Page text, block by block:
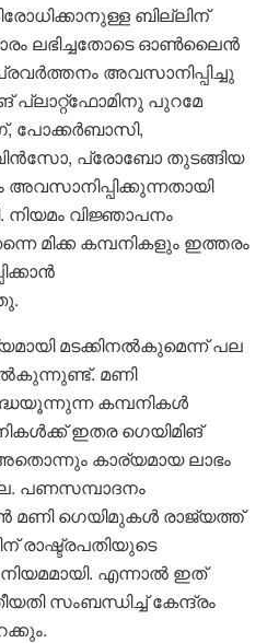
ബില്ലിന്
ലഭിച്ചതോടെ ഓൺലൈൻ
അവസാനിപ്പിച്ചു
പ്ലാറ്റ്ഫോമിനു പുറമേ
പോക്കർബാസി,
പ്രോബോ തുടങ്ങിയ
നിയമം വിജ്ഞാപനം
മിക്ക കമ്പനികളും ഇത്തരം
മടക്കിനൽകുമെന്ന് പല
മണി
കമ്പനികൾ
ഇതര ഗെയിമിങ്
കാര്യമായ ലാഭം
പണസമ്പാദനം
മണി ഗെയിമുകൾ രാജ്യത്ത്
രാഷ്ട്രപതിയുടെ
നിയമമായി. എന്നാൽ ഇത്
സംബന്ധിച്ച് കേന്ദ്രം